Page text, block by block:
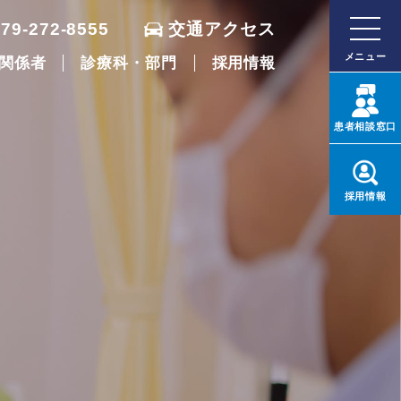
272-8555 交通アクセス
係者 診療科・部門 採用情報 メニュー
患者相談窓口
採用情報